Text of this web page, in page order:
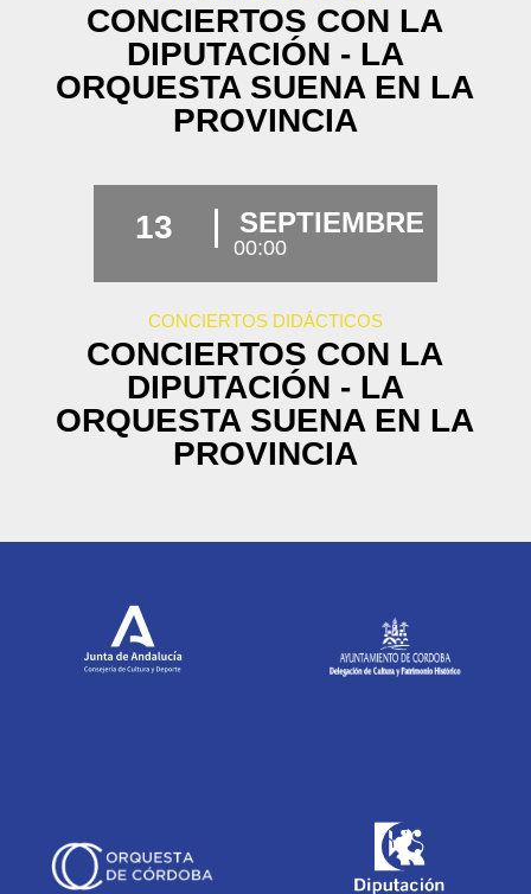
CONCIERTOS CON LA
DIPUTACIÓN - LA
ORQUESTA SUENA EN LA
PROVINCIA
13 SEPTIEMBRE
00:00
CONCIERTOS DIDÁCTICOS
CONCIERTOS CON LA
DIPUTACIÓN - LA
ORQUESTA SUENA EN LA
PROVINCIA